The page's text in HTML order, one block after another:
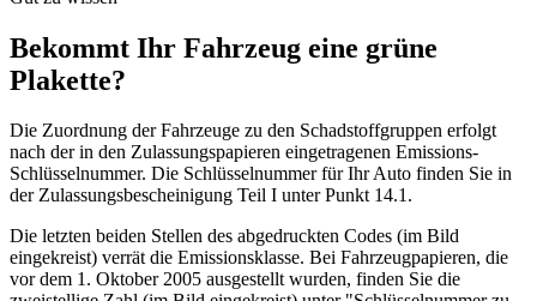
Bekommt Ihr Fahrzeug eine grüne
Plakette?
Die Zuordnung der Fahrzeuge zu den Schadstoffgruppen erfolgt
nach der in den Zulassungspapieren eingetragenen Emissions-
Schlüsselnummer. Die Schlüsselnummer für Ihr Auto finden Sie in
der Zulassungsbescheinigung Teil I unter Punkt 14.1.
Die letzten beiden Stellen des abgedruckten Codes (im Bild
eingekreist) verrät die Emissionsklasse. Bei Fahrzeugpapieren, die
vor dem 1. Oktober 2005 ausgestellt wurden, finden Sie die